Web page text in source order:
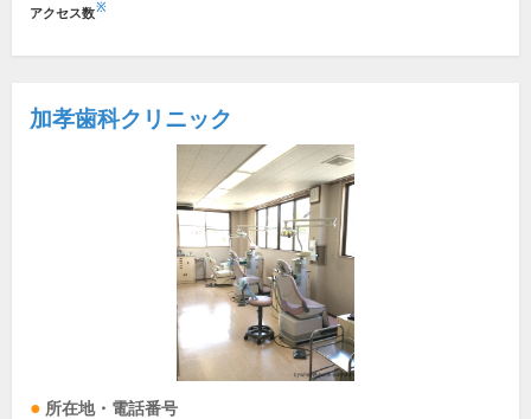
アクセス数※
加孝歯科クリニック
所在地・電話番号